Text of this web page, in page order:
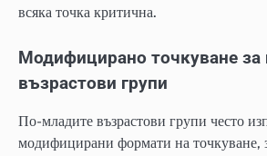
всяка точка критична.
Модифицирано точкуване за
възрастови групи
По-младите възрастови групи често
модифицирани формати на точкуване,